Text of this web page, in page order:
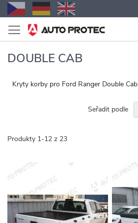
Přejít
na
obsah
DOUBLE CAB
Kryty korby pro Ford Ranger Double Cab
Produkty 1-12 z 23
Seřadit podle